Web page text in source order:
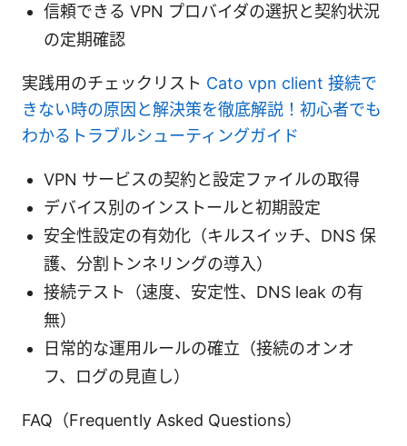
信頼できる VPN プロバイダの選択と契約状況
の定期確認
実践用のチェックリスト Cato vpn client 接続で
きない時の原因と解決策を徹底解説！初心者でも
わかるトラブルシューティングガイド
VPN サービスの契約と設定ファイルの取得
デバイス別のインストールと初期設定
安全性設定の有効化（キルスイッチ、DNS 保
護、分割トンネリングの導入）
接続テスト（速度、安定性、DNS leak の有
無）
日常的な運用ルールの確立（接続のオンオ
フ、ログの見直し）
FAQ（Frequently Asked Questions）